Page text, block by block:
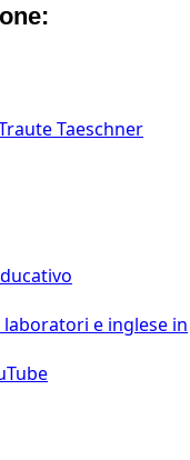
Taeschner
e inglese in